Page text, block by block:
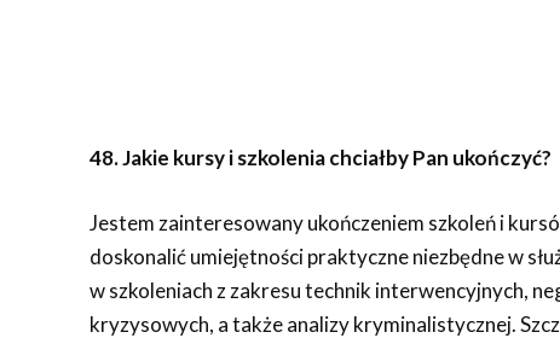
48. Jakie kursy i szkolenia chciałby Pan ukończyć?
Jestem zainteresowany ukończeniem szkoleń i
doskonalić umiejętności praktyczne niezbędne w
w szkoleniach z zakresu technik interwencyjnych,
kryzysowych, a także analizy kryminalistycznej.